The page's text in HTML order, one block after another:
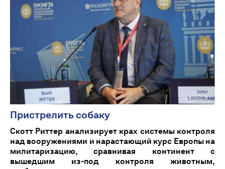
Пристрелить собаку
Скотт Риттер анализирует крах системы контроля
над вооружениями и нарастающий курс Европы на
милитаризацию, сравнивая континент с
вышедшим из-под контроля животным,